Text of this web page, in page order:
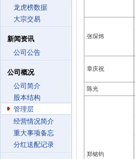
龙虎榜数据
大宗交易
新闻资讯
公司公告
公司概况
公司简介
股本结构
管理层
经营情况简介
重大事项备忘
分红送配记录
张琛炜
章庆祝
陈光
郑铭钧